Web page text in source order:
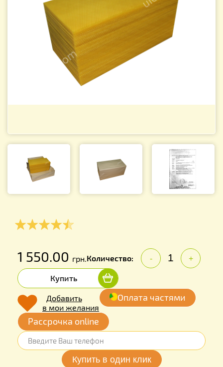
1 550.00 грн.Количество: - +
Купить
Добавить
в мои желания
Оплата частями
Рассрочка online